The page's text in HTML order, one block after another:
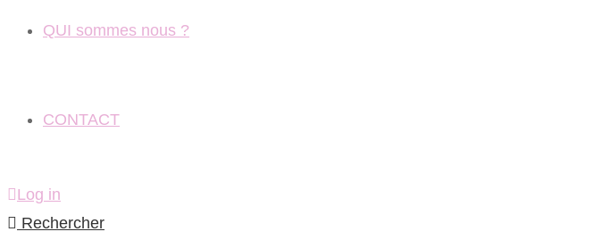
QUI sommes nous ?
CONTACT
Log in
Rechercher